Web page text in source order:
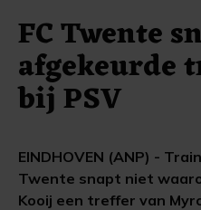
FC Twente
afgekeurde
bij PSV
EINDHOVEN (ANP) -
Twente snapt niet
Kooij een treffer van